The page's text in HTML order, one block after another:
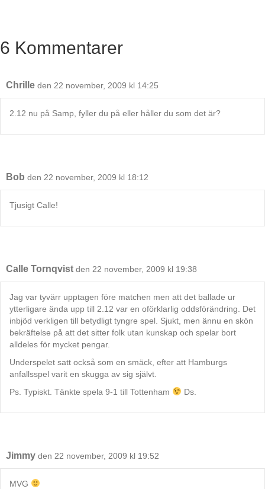
6 Kommentarer
Chrille den 22 november, 2009 kl 14:25
2.12 nu på Samp, fyller du på eller håller du som det är?
Bob den 22 november, 2009 kl 18:12
Tjusigt Calle!
Calle Tornqvist den 22 november, 2009 kl 19:38
Jag var tyvärr upptagen före matchen men att det ballade ur
ytterligare ända upp till 2.12 var en oförklarlig oddsförändring. Det
inbjöd verkligen till betydligt tyngre spel. Sjukt, men ännu en skön
bekräftelse på att det sitter folk utan kunskap och spelar bort
alldeles för mycket pengar.
Underspelet satt också som en smäck, efter att Hamburgs
anfallsspel varit en skugga av sig självt.
Ps. Typiskt. Tänkte spela 9-1 till Tottenham
Ds.
Jimmy den 22 november, 2009 kl 19:52
MVG